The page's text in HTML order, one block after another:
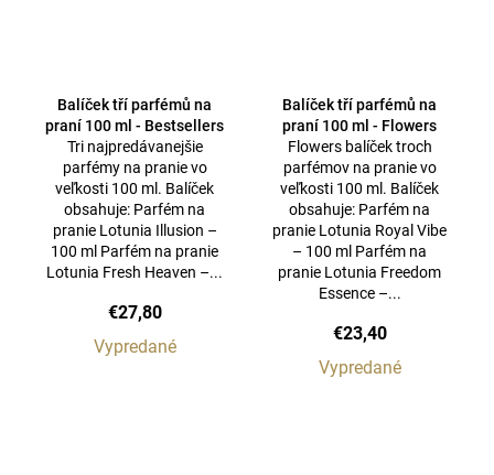
Balíček tří parfémů na
praní 100 ml - Bestsellers
Tri najpredávanejšie
parfémy na pranie vo
veľkosti 100 ml. Balíček
obsahuje: Parfém na
pranie Lotunia Illusion –
100 ml Parfém na pranie
Lotunia Fresh Heaven –...
€27,80
Vypredané
Balíček tří parfémů na
praní 100 ml - Flowers
Flowers balíček troch
parfémov na pranie vo
veľkosti 100 ml. Balíček
obsahuje: Parfém na
pranie Lotunia Royal Vibe
– 100 ml Parfém na
pranie Lotunia Freedom
Essence –...
€23,40
Vypredané